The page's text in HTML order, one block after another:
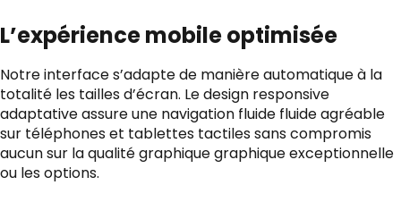
L’expérience mobile optimisée
Notre interface s’adapte de manière automatique à la
totalité les tailles d’écran. Le design responsive
adaptative assure une navigation fluide fluide agréable
sur téléphones et tablettes tactiles sans compromis
aucun sur la qualité graphique graphique exceptionnelle
ou les options.